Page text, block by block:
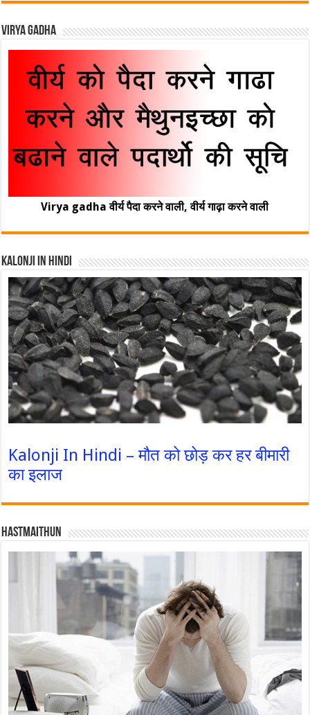
Virya Gadha
Virya gadha वीर्य पैदा करने वाली, वीर्य गाढ़ा करने वाली
Kalonji In Hindi
Kalonji In Hindi – मौत को छोड़ कर हर बीमारी
का इलाज
Hastmaithun